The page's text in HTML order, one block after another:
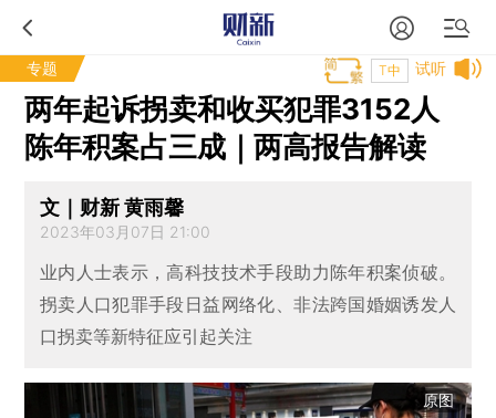
专题 试听
T中
两年起诉拐卖和收买犯罪3152人
陈年积案占三成｜两高报告解读
文｜财新 黄雨馨
2023年03月07日 21:00
业内人士表示，高科技技术手段助力陈年积案侦破。
拐卖人口犯罪手段日益网络化、非法跨国婚姻诱发人
口拐卖等新特征应引起关注
原图